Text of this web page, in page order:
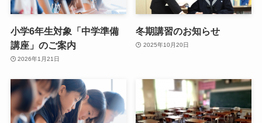
小学6年生対象「中学準備
講座」のご案内
2026年1月21日
冬期講習のお知らせ
2025年10月20日